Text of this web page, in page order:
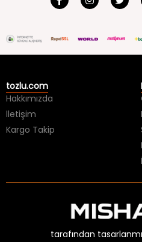
tozlu.com
Hakkımızda
İletişim
Kargo Takip
tarafından